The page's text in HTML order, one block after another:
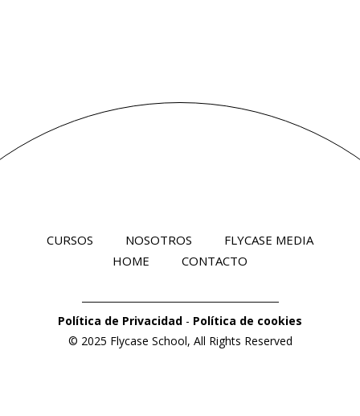
CURSOS NOSOTROS
FLYCASE MEDIA
HOME
CONTACTO
Política de Privacidad - Política de cookies
© 2025 Flycase School, All Rights Reserved